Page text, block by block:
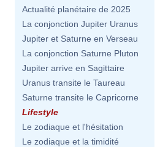
Actualité planétaire de 2025
La conjonction Jupiter Uranus
Jupiter et Saturne en Verseau
La conjonction Saturne Pluton
Jupiter arrive en Sagittaire
Uranus transite le Taureau
Saturne transite le Capricorne
Lifestyle
Le zodiaque et l'hésitation
Le zodiaque et la timidité